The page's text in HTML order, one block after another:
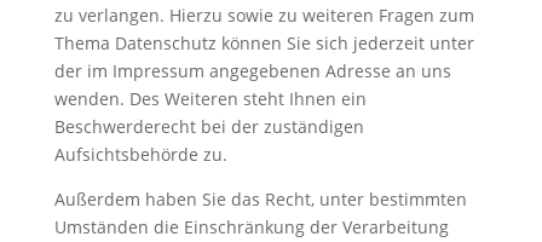
zu verlangen. Hierzu sowie zu weiteren Fragen zum
Thema Datenschutz können Sie sich jederzeit unter
der im Impressum angegebenen Adresse an uns
wenden. Des Weiteren steht Ihnen ein
Beschwerderecht bei der zuständigen
Aufsichtsbehörde zu.
Außerdem haben Sie das Recht, unter bestimmten
Umständen die Einschränkung der Verarbeitung